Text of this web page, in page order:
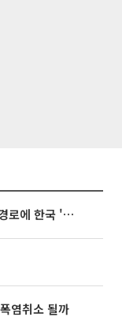
태풍 '돌핀' 이어 '찬홈' 등장…예상 경로에 한국 '한숨'
염취소 될까